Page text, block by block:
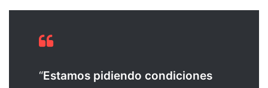
“Estamos pidiendo condiciones